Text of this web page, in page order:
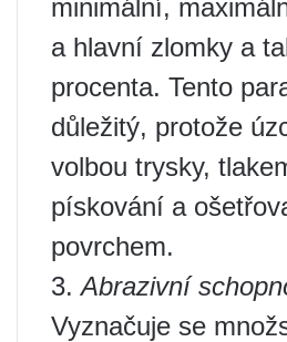
minimální,
a hlavní zlomky a
procenta. Tento
důležitý, protože
volbou trysky,
pískování a
povrchem.
3.Abrazivní
Vyznačuje se